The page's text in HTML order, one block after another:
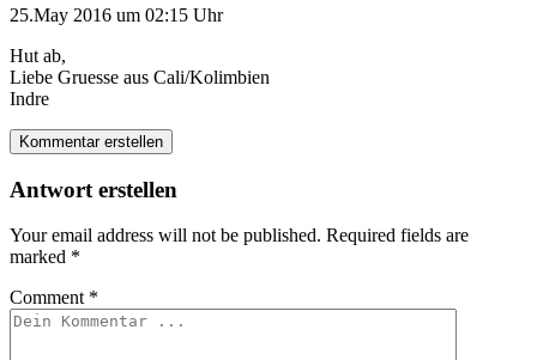
25.May 2016 um 02:15 Uhr
Hut ab,
Liebe Gruesse aus Cali/Kolimbien
Indre
Kommentar erstellen
Antwort erstellen
Your email address will not be published. Required fields are
marked *
Comment *